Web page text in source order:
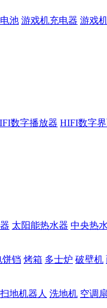
池 游戏机充电器 游戏
数字播放器 HIFI数字
太阳能热水器 中央热
饼铛 烤箱 多士炉 破壁机
扫地机器人 洗地机 空调扇